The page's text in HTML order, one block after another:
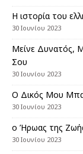
Η ιστορία του
30 Ιουνίου 2023
Μείνε Δυνατός,
Σου
30 Ιουνίου 2023
Ο Δικός Μου
30 Ιουνίου 2023
ο Ήρωας της
30 Ιουνίου 2023